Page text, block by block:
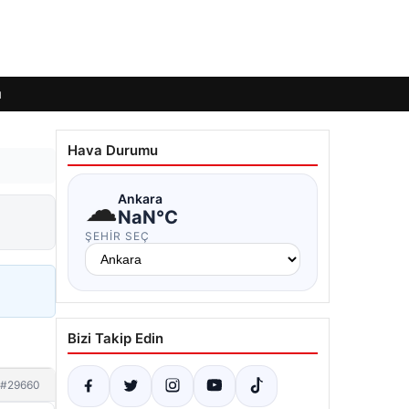
#29660
Hava Durumu
☁Ankara
NaN°C
ŞEHIR SEÇ
Bizi Takip Edin